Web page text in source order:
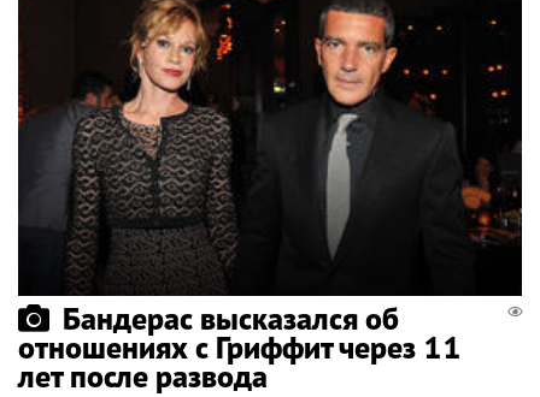
Бандерас высказался об
отношениях с Гриффит через 11
лет после развода